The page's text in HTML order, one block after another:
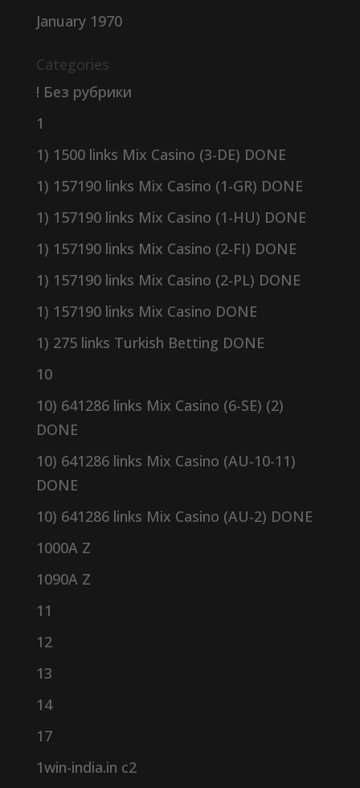
January 1970
Categories
! Без рубрики
1
1) 1500 links Mix Casino (3-DE) DONE
1) 157190 links Mix Casino (1-GR) DONE
1) 157190 links Mix Casino (1-HU) DONE
1) 157190 links Mix Casino (2-FI) DONE
1) 157190 links Mix Casino (2-PL) DONE
1) 157190 links Mix Casino DONE
1) 275 links Turkish Betting DONE
10
10) 641286 links Mix Casino (6-SE) (2)
DONE
10) 641286 links Mix Casino (AU-10-11)
DONE
10) 641286 links Mix Casino (AU-2) DONE
1000A Z
1090A Z
11
12
13
14
17
1win-india.in c2